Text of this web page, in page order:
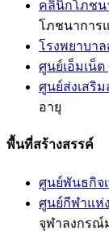
คลินิกโภชน
โภชนาการ
โรงพยาบา
ศูนย์เอ็มเน็ต
ศูนย์ส่งเสริ
อายุ
พื้นที่สร้างสรรค์
ศูนย์พันธกิจ
ศูนย์กีฬาแห่
จุฬาลงกรณ์